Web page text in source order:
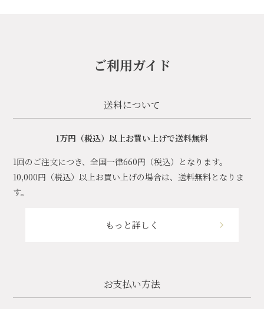
ご利用ガイド
送料について
1万円（税込）以上お買い上げで送料無料
1回のご注文につき、全国一律660円（税込）となります。
10,000円（税込）以上お買い上げの場合は、送料無料となりま
す。
もっと詳しく
お支払い方法